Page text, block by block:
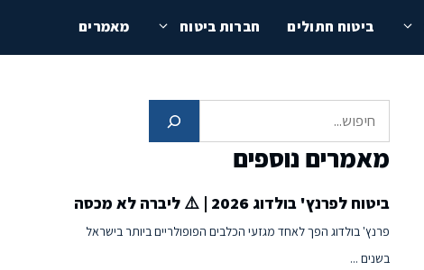
ביטוח חתולים חברות ביטוח מאמרים
מאמרים נוספים
ביטוח לפרנץ' בולדוג 2026 | ⚠️ ליברה לא מכסה
פרנץ' בולדוג הפך לאחד מגזעי הכלבים הפופולריים ביותר בישראל
בשנים ...